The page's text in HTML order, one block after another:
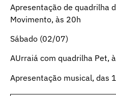
Apresentação de quadrilha
Movimento, às 20h
Sábado (02/07)
AUrraiá com quadrilha Pet,
Apresentação musical, das